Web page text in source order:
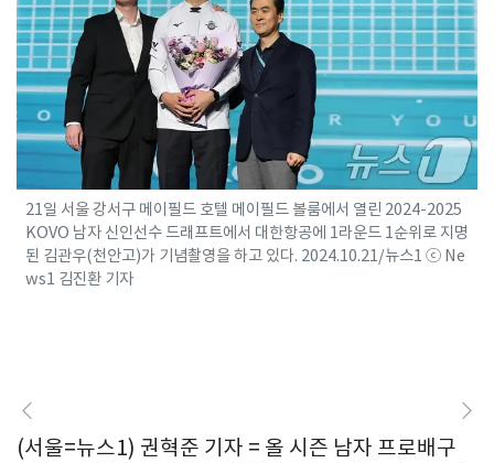
21일 서울 강서구 메이필드 호텔 메이필드 볼룸에서 열린 2024-2025
KOVO 남자 신인선수 드래프트에서 대한항공에 1라운드 1순위로 지명
된 김관우(천안고)가 기념촬영을 하고 있다. 2024.10.21/뉴스1 ⓒ Ne
ws1 김진환 기자
(서울=뉴스1) 권혁준 기자 = 올 시즌 남자 프로배구